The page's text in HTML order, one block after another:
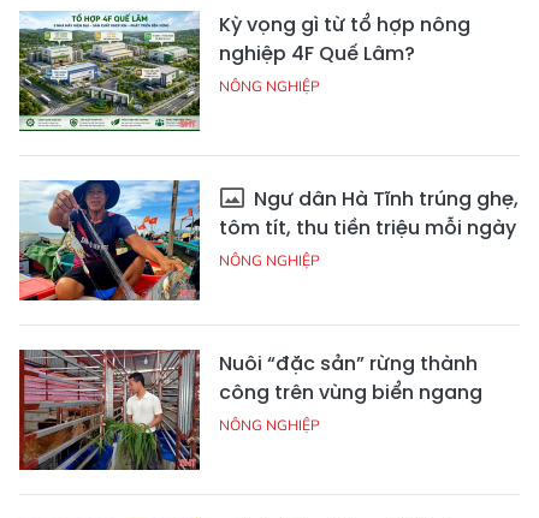
Kỳ vọng gì từ tổ hợp nông
nghiệp 4F Quế Lâm?
NÔNG NGHIỆP
Ngư dân Hà Tĩnh trúng ghẹ,
tôm tít, thu tiền triệu mỗi ngày
NÔNG NGHIỆP
Nuôi “đặc sản” rừng thành
công trên vùng biển ngang
NÔNG NGHIỆP